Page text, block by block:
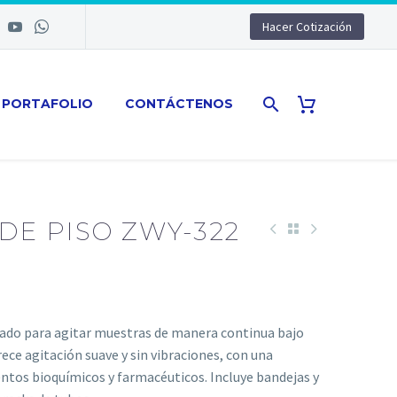
Hacer Cotización
PORTAFOLIO CONTÁCTENOS
PISO ZWY-322
para agitar muestras de manera continua bajo
agitación suave y sin vibraciones, con una
bioquímicos y farmacéuticos. Incluye bandejas y